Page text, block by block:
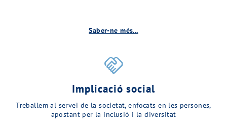
Saber-ne més...
handshake
Implicació social
Treballem al servei de la societat, enfocats en les persones,
apostant per la inclusió i la diversitat